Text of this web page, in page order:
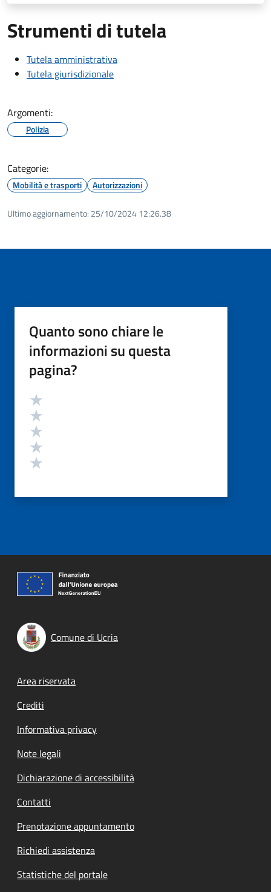
Strumenti di tutela
Tutela amministrativa
Tutela giurisdizionale
Argomenti:
Polizia
Categorie:
Mobilità e trasporti Autorizzazioni
Ultimo aggiornamento: 25/10/2024 12:26.38
Quanto sono chiare le
informazioni su questa
pagina?
Valutazione
Comune di Ucria
Footer menu
Area riservata
Crediti
Informativa privacy
Note legali
Dichiarazione di accessibilità
Contatti
Prenotazione appuntamento
Richiedi assistenza
Statistiche del portale